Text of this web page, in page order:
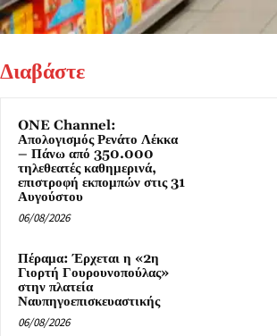
Διαβάστε
ONE Channel:
Απολογισμός Ρενάτο Λέκκα
– Πάνω από 350.000
τηλεθεατές καθημερινά,
επιστροφή εκπομπών στις 31
Αυγούστου
06/08/2026
Πέραμα: Έρχεται η «2η
Γιορτή Γουρουνοπούλας»
στην πλατεία
Ναυπηγοεπισκευαστικής
06/08/2026